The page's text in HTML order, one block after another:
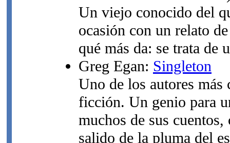
Un viejo conocido del
ocasión con un relato
qué más da: se trata de
Greg Egan: Singleton
Uno de los autores
ficción. Un genio para
muchos de sus
salido de la pluma del